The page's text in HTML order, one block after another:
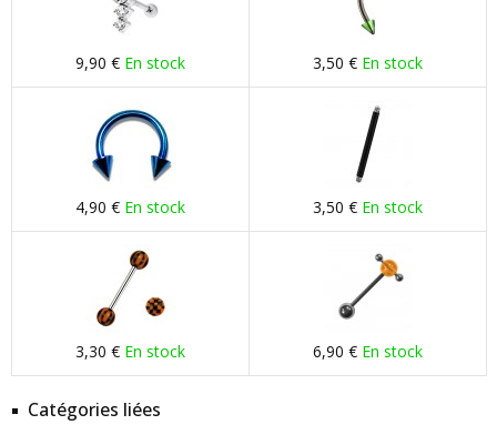
9,90 € En stock 3,50 € En stock
4,90 € En stock 3,50 € En stock
3,30 € En stock 6,90 € En stock
Catégories liées